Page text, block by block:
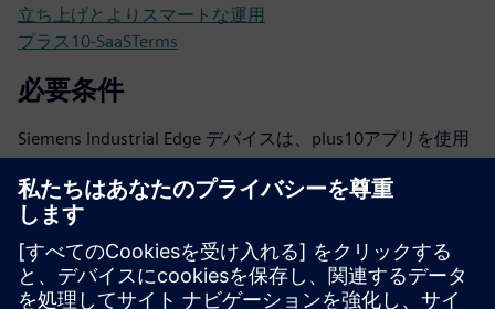
立ち上げとよりスマートな運用
プラス10-SaaSTerms
必要条件
Siemens Industrial Edge デバイスは、plus10アプリを使用
してマシンネットワークにインストールされています
接続：HTTPS経由でクラウドバックエンドへの暗号化され
たアウトバウンドトラフィック
PLC：S7-1200/1500ファミリー、または高性能なOPC UA
サーバーを搭載したその他のPLC
TIA V19またはそれ以降